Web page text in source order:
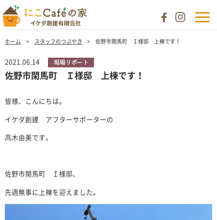
ホーム スタッフのつぶやき 佐野市閑馬町 Ｉ様邸 上棟です！
2021.06.14
佐野市閑馬町 Ｉ様邸 上棟です！
皆様、こんにちは。
イケダ創建 アフターサポーターの
髙木由美です。
佐野市閑馬町 Ｉ様邸、
先週無事に上棟を迎えました。